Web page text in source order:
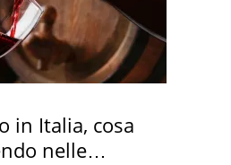
in Italia, cosa
nelle